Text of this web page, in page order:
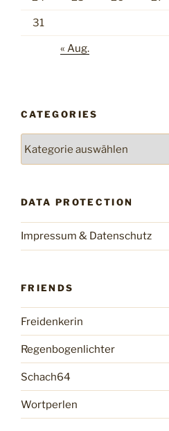
31
« Aug.
CATEGORIES
DATA PROTECTION
Impressum & Datenschutz
FRIENDS
Freidenkerin
Regenbogenlichter
Schach64
Wortperlen